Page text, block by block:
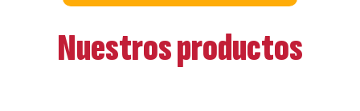
Nuestros productos